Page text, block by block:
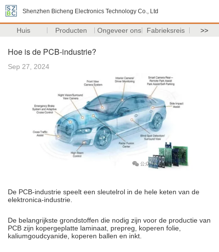
Shenzhen Bicheng Electronics Technology Co., Ltd
Huis Producten Ongeveer ons Fabrieksreis >>
Hoe is de PCB-industrie?
Sep 27, 2024
De PCB-industrie speelt een sleutelrol in de hele keten van de
elektronica-industrie.
De belangrijkste grondstoffen die nodig zijn voor de productie van
PCB zijn kopergeplatte laminaat, prepreg, koperen folie,
kaliumgoudcyanide, koperen ballen en inkt.